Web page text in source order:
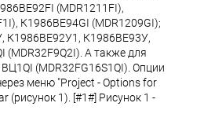
(MDR1211FI),
К1986ВЕ94GI (MDR1209GI);
К1986ВЕ92У1, К1986ВЕ93У,
А также для
(MDR32FG16S1QI). Опции
меню "Project - Options for
(рисунок 1). [#1#] Рисунок 1 -